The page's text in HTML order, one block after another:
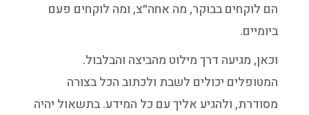
הם לוקחים בבוקר, מה אחה״צ, ומה לוקחים פעם
ביומיים.
וכאן, מגיעה דרך מילוט מהביצה והבלבול.
המטופלים יכולים לשבת ולכתוב הכל בצורה
מסודרת, ולהגיע אליך עם כל המידע. בתשאול יהיה